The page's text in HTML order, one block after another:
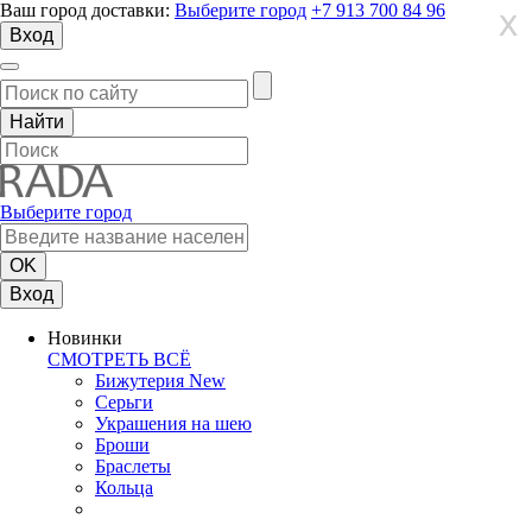
Ваш город доставки: Выберите город +7 913 700 84 96
Вход
Выберите город
Вход
Новинки
СМОТРЕТЬ ВСЁ
Бижутерия New
Серьги
Украшения на шею
Броши
Браслеты
Кольца
X
X
X